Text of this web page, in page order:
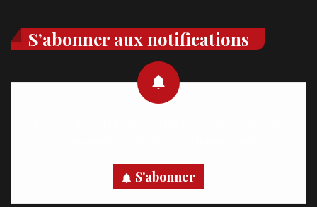
S’abonner aux notifications
S'abonner